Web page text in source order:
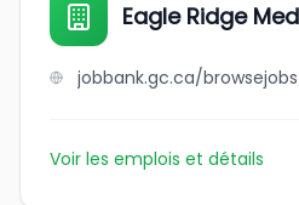
Eagle Ridge
Voir les emplois et détails